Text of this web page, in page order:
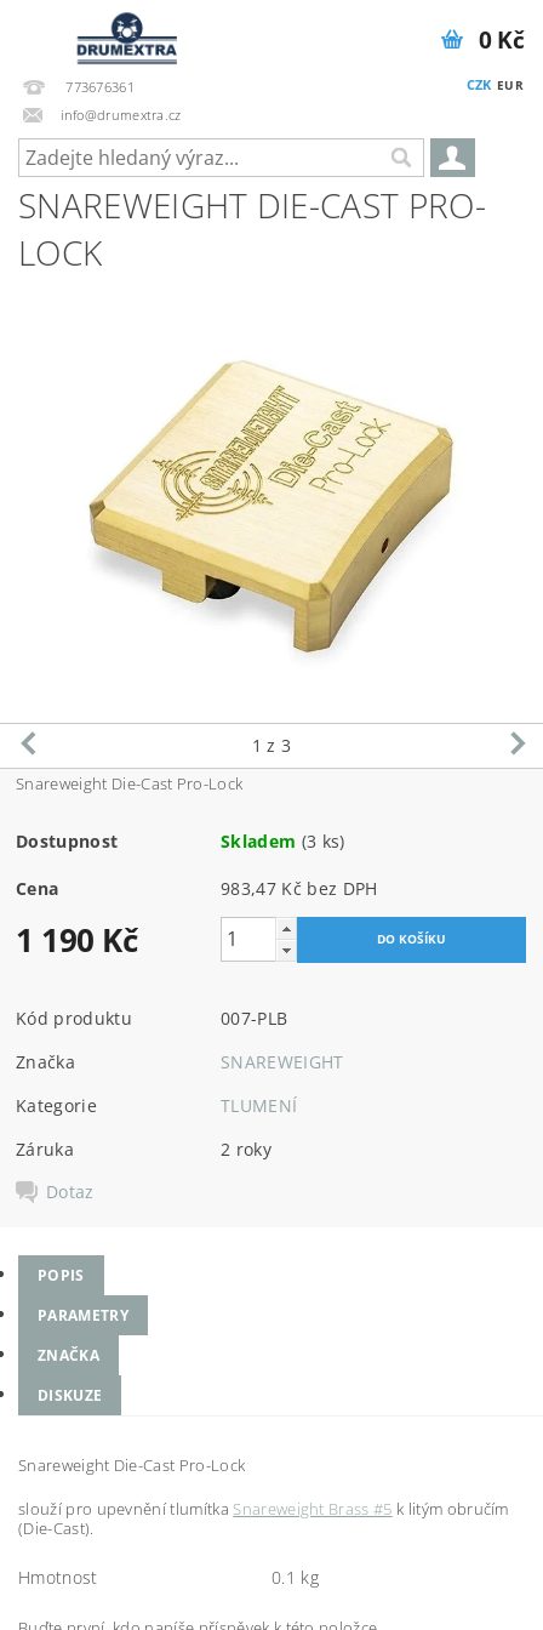
773676361
info@drumextra.cz
CZK EUR
0 Kč
SNAREWEIGHT DIE-CAST PRO-
LOCK
1 z 3
Snareweight Die-Cast Pro-Lock
Dostupnost Skladem (3 ks)
Cena 983,47 Kč bez DPH
1 190 Kč
Kód produktu
007-PLB
Značka
SNAREWEIGHT
Kategorie
TLUMENÍ
Záruka
2 roky
Dotaz
POPIS
PARAMETRY
ZNAČKA
DISKUZE
Snareweight Die-Cast Pro-Lock
slouží pro upevnění tlumítka Snareweight Brass #5 k litým obručím
(Die-Cast).
Hmotnost 0.1 kg